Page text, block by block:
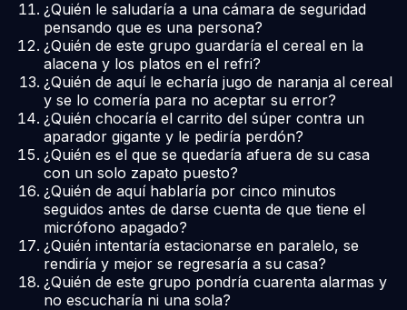
¿Quién le saludaría a una cámara de seguridad
pensando que es una persona?
¿Quién de este grupo guardaría el cereal en la
alacena y los platos en el refri?
¿Quién de aquí le echaría jugo de naranja al cereal
y se lo comería para no aceptar su error?
¿Quién chocaría el carrito del súper contra un
aparador gigante y le pediría perdón?
¿Quién es el que se quedaría afuera de su casa
con un solo zapato puesto?
¿Quién de aquí hablaría por cinco minutos
seguidos antes de darse cuenta de que tiene el
micrófono apagado?
¿Quién intentaría estacionarse en paralelo, se
rendiría y mejor se regresaría a su casa?
¿Quién de este grupo pondría cuarenta alarmas y
no escucharía ni una sola?